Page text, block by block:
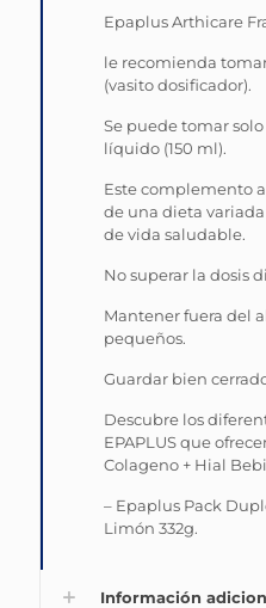
Epaplus Arthicare
le recomienda
(vasito dosificador).
Se puede tomar
líquido (150 ml).
Este complemento
de una dieta
de vida saludable.
No superar la dosis
Mantener fuera del
pequeños.
Guardar bien
Descubre los
EPAPLUS que
Colageno + Hial
– Epaplus Pack
Limón 332g.
Información